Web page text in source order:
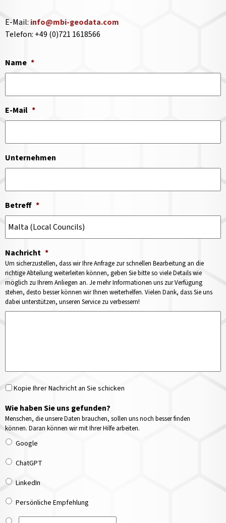
E-Mail: info@mbi-geodata.com
Telefon: +49 (0)721 1618566
Name *
E-Mail *
Unternehmen
Betreff *
Nachricht *
Um sicherzustellen, dass wir Ihre Anfrage zur schnellen Bearbeitung an die
richtige Abteilung weiterleiten können, geben Sie bitte so viele Details wie
möglich zu Ihrem Anliegen an. Je mehr Informationen uns zur Verfügung
stehen, desto besser können wir Ihnen weiterhelfen. Vielen Dank, dass Sie uns
dabei unterstützen, unseren Service zu verbessern!
Kopie Ihrer Nachricht an Sie schicken
Wie haben Sie uns gefunden?
Menschen, die unsere Daten brauchen, sollen uns noch besser finden
können. Daran können wir mit Ihrer Hilfe arbeiten.
Google
ChatGPT
LinkedIn
Persönliche Empfehlung